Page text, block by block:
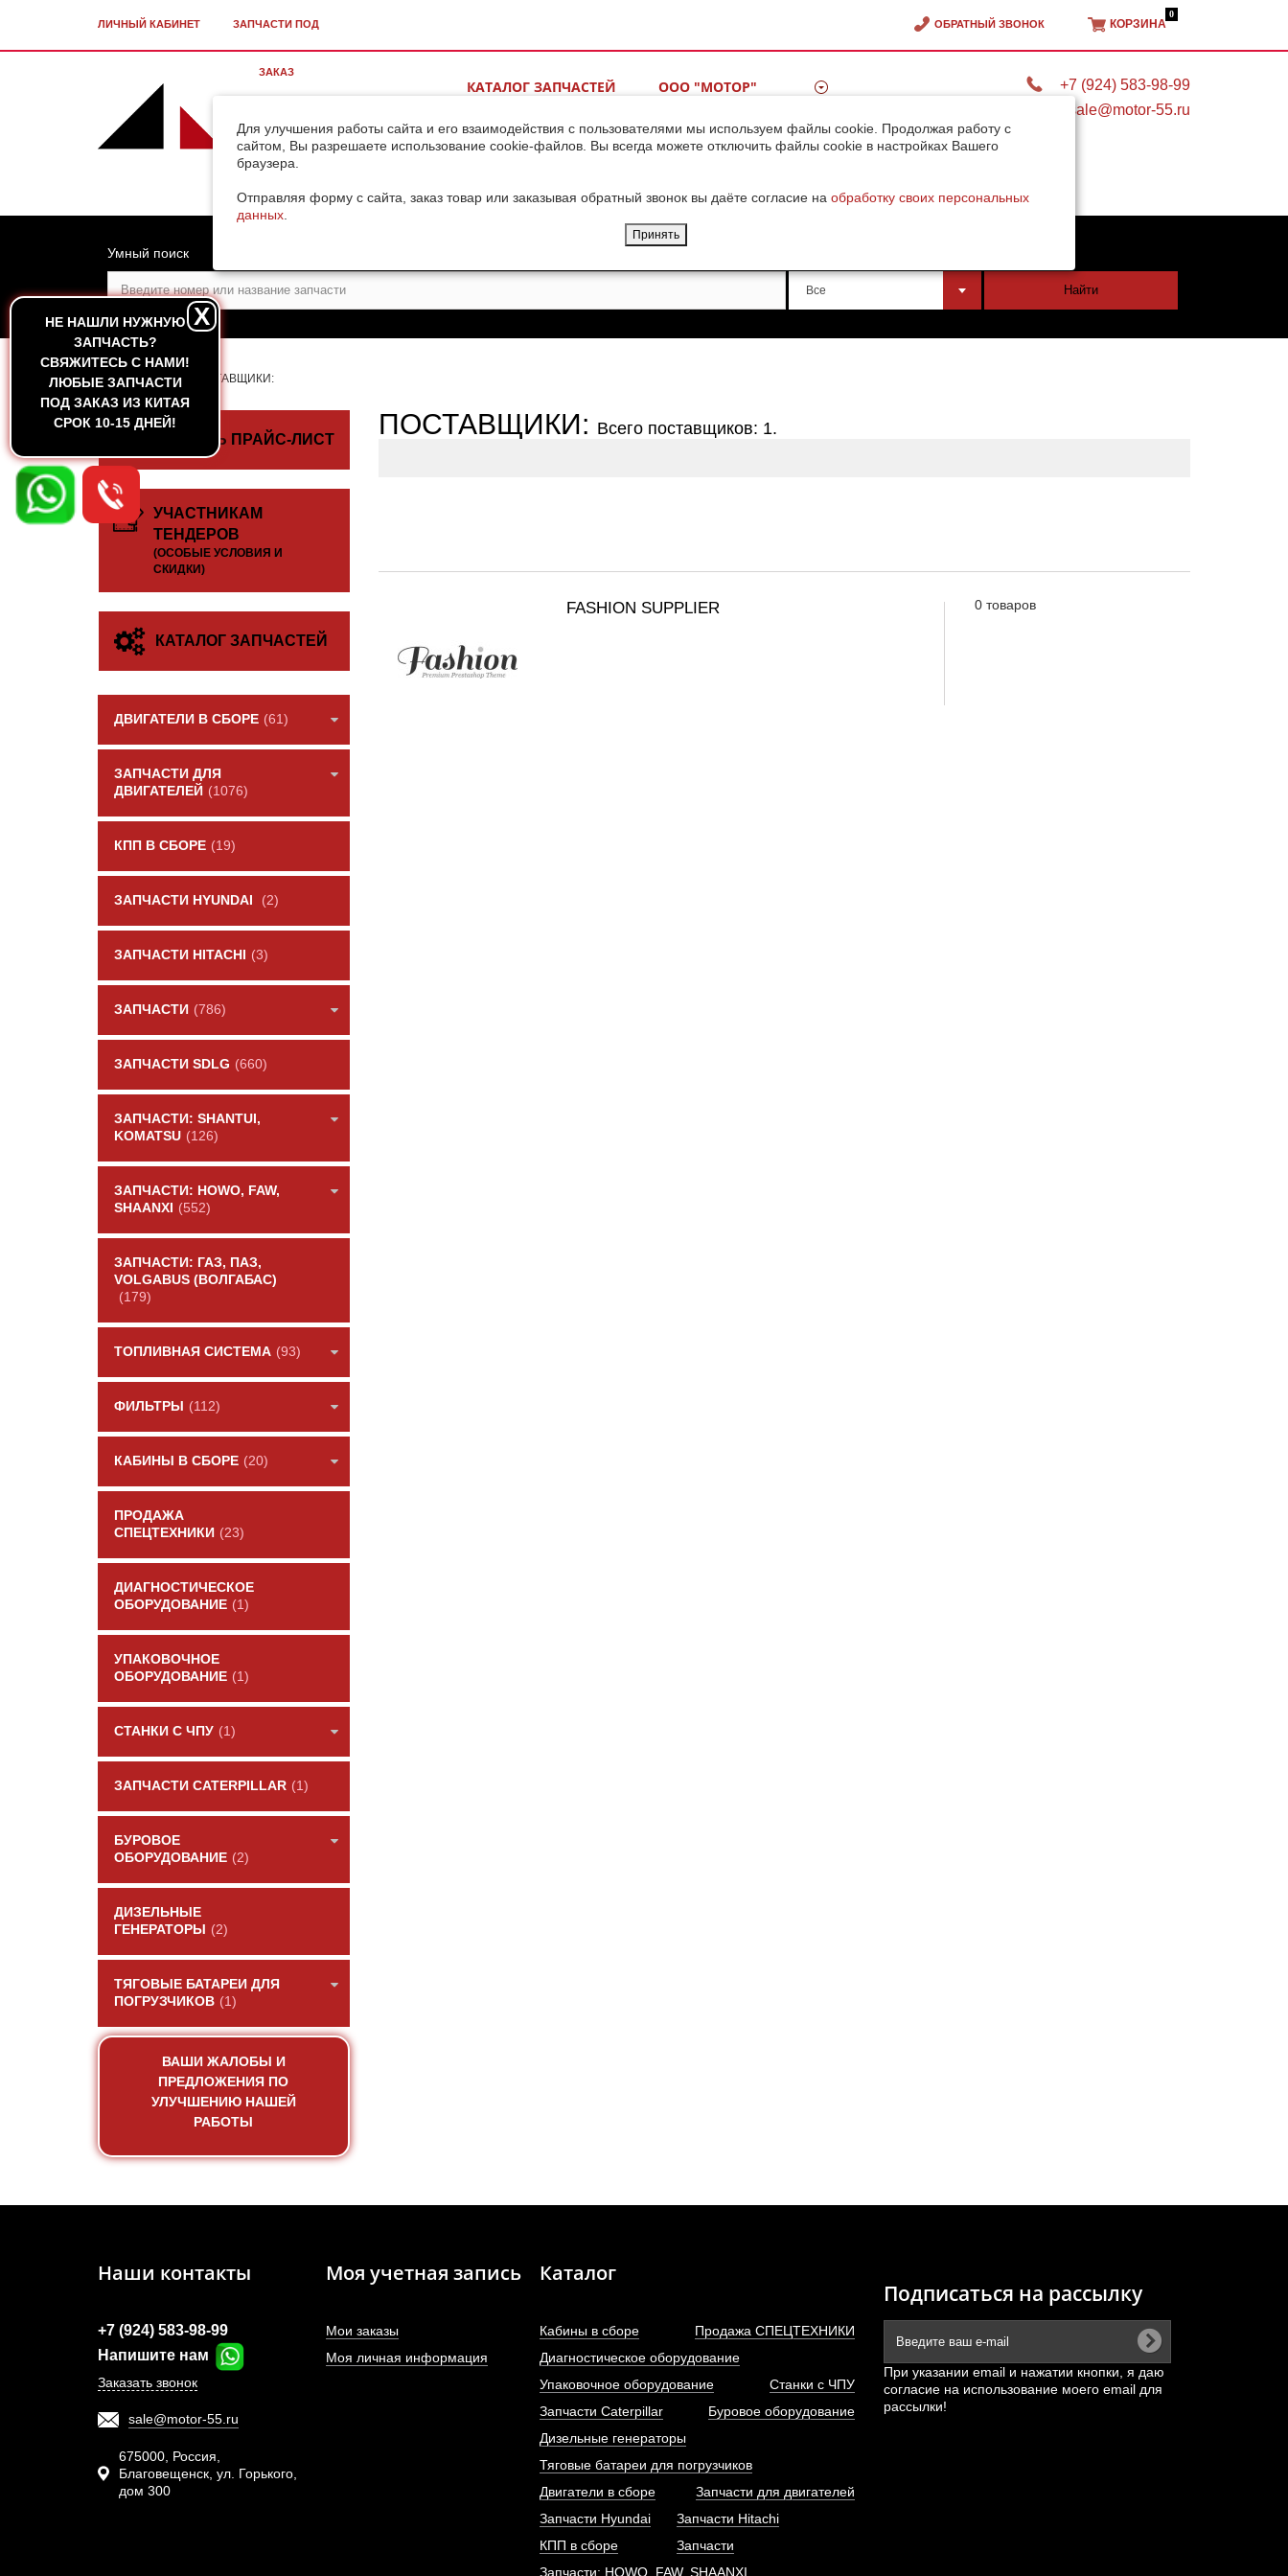
Для улучшения работы сайта и его взаимодействия с пользователями мы используем файлы cookie. Продолжая работу с
сайтом, Вы разрешаете использование cookie-файлов. Вы всегда можете отключить файлы cookie в настройках Вашего
браузера.
Отправляя форму с сайта, заказ товар или заказывая обратный звонок вы даёте согласие на обработку своих персональных
данных
Принять
ЛИЧНЫЙ КАБИНЕТ ЗАПЧАСТИ ПОД
ЗАКАЗ
ОБРАТНЫЙ ЗВОНОК КОРЗИНА
0
КАТАЛОГ ЗАПЧАСТЕЙ ООО "МОТОР"
ВИДЕОГАЛЕРЕЯ КОНТАКТЫ
+7 (924) 583-98-99
sale@motor-55.ru
НЕ НАШЛИ НУЖНУЮ
ЗАПЧАСТЬ?
CВЯЖИТЕСЬ С НАМИ!
ЛЮБЫЕ ЗАПЧАСТИ
ПОД ЗАКАЗ ИЗ КИТАЯ
СРОК 10-15 ДНЕЙ!
X
Умный поиск
Все Найти
ГЛАВНАЯ — ПОСТАВЩИКИ:
СКАЧАТЬ ПРАЙС-ЛИСТ
УЧАСТНИКАМ
ТЕНДЕРОВ
(ОСОБЫЕ УСЛОВИЯ И
СКИДКИ)
КАТАЛОГ ЗАПЧАСТЕЙ
ДВИГАТЕЛИ В СБОРЕ (61)
ЗАПЧАСТИ ДЛЯ
ДВИГАТЕЛЕЙ (1076)
КПП В СБОРЕ (19)
ЗАПЧАСТИ HYUNDAI (2)
ЗАПЧАСТИ HITACHI (3)
ЗАПЧАСТИ (786)
ЗАПЧАСТИ SDLG (660)
ЗАПЧАСТИ: SHANTUI,
KOMATSU (126)
ЗАПЧАСТИ: HOWO, FAW,
SHAANXI
(552)
ЗАПЧАСТИ: ГАЗ, ПАЗ,
VOLGABUS (ВОЛГАБАС)
(179)
ТОПЛИВНАЯ СИСТЕМА (93)
ФИЛЬТРЫ (112)
КАБИНЫ В СБОРЕ (20)
ПРОДАЖА
СПЕЦТЕХНИКИ (23)
ДИАГНОСТИЧЕСКОЕ
ОБОРУДОВАНИЕ (1)
УПАКОВОЧНОЕ
ОБОРУДОВАНИЕ (1)
СТАНКИ С ЧПУ (1)
ЗАПЧАСТИ CATERPILLAR (1)
БУРОВОЕ
ОБОРУДОВАНИЕ (2)
ДИЗЕЛЬНЫЕ
ГЕНЕРАТОРЫ
(2)
ТЯГОВЫЕ БАТАРЕИ ДЛЯ
ПОГРУЗЧИКОВ (1)
ВАШИ ЖАЛОБЫ И
ПРЕДЛОЖЕНИЯ ПО
УЛУЧШЕНИЮ НАШЕЙ
РАБОТЫ
ПОСТАВЩИКИ: Всего поставщиков: 1.
FASHION SUPPLIER 0 товаров
Наши контакты
+7 (924) 583-98-99
Напишите нам
Заказать звонок
sale@motor-55.ru
675000, Россия,
Благовещенск, ул. Горького,
дом 300
Моя учетная запись
Мои заказы
Моя личная информация
Каталог
Двигатели в сборе Запчасти для двигателей
КПП в сборе
Запчасти Hyundai
Запчасти Hitachi
Запчасти
Запчасти: HOWO, FAW, SHAANXI
Кабины в сборе
Продажа СПЕЦТЕХНИКИ
Диагностическое оборудование
Упаковочное оборудование
Станки с ЧПУ
Запчасти Caterpillar
Буровое оборудование
Дизельные генераторы
Тяговые батареи для погрузчиков
Подписаться на рассылку
При указании email и нажатии кнопки, я даю
согласие на использование моего email для
рассылки!